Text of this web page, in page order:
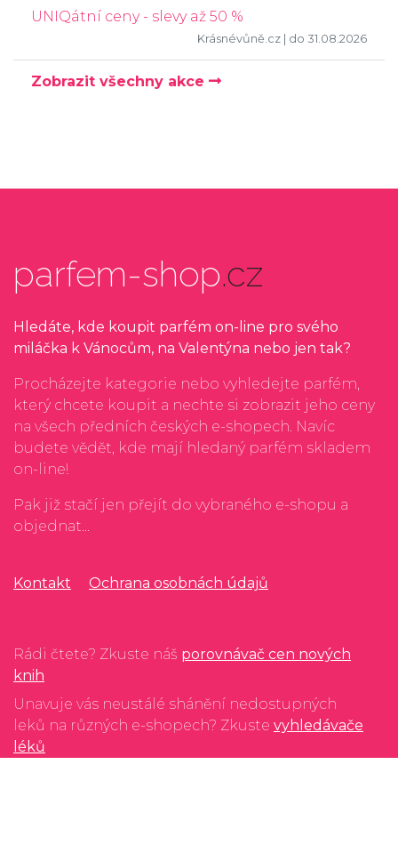
UNIQátní ceny - slevy až 50 %
Krásnévůně.cz | do 31.08.2026
Zobrazit všechny akce
parfem-shop.cz
Hledáte, kde koupit parfém on-line pro svého
miláčka k Vánocům, na Valentýna nebo jen tak?
Procházejte kategorie nebo vyhledejte parfém,
který chcete koupit a nechte si zobrazit jeho ceny
na všech předních českých e-shopech. Navíc
budete vědět, kde mají hledaný parfém skladem
on-line!
Pak již stačí jen přejít do vybraného e-shopu a
objednat...
Kontakt Ochrana osobnách údajů
Rádi čtete? Zkuste náš porovnávač cen nových
knih
Unavuje vás neustálé shánění nedostupných
leků na různých e-shopech? Zkuste vyhledávače
léků